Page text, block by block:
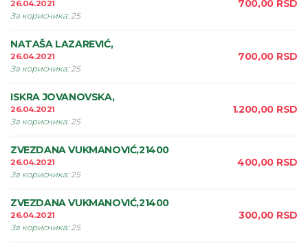
26.04.2021
За корисника:25
700,00 RSD
NATAŠA LAZAREVIĆ,
26.04.2021
За корисника:25
700,00 RSD
ISKRA JOVANOVSKA,
26.04.2021
За корисника:25
1.200,00 RSD
ZVEZDANA VUKMANOVIĆ,21400
26.04.2021
За корисника:25
400,00 RSD
ZVEZDANA VUKMANOVIĆ,21400
26.04.2021
За корисника:25
300,00 RSD